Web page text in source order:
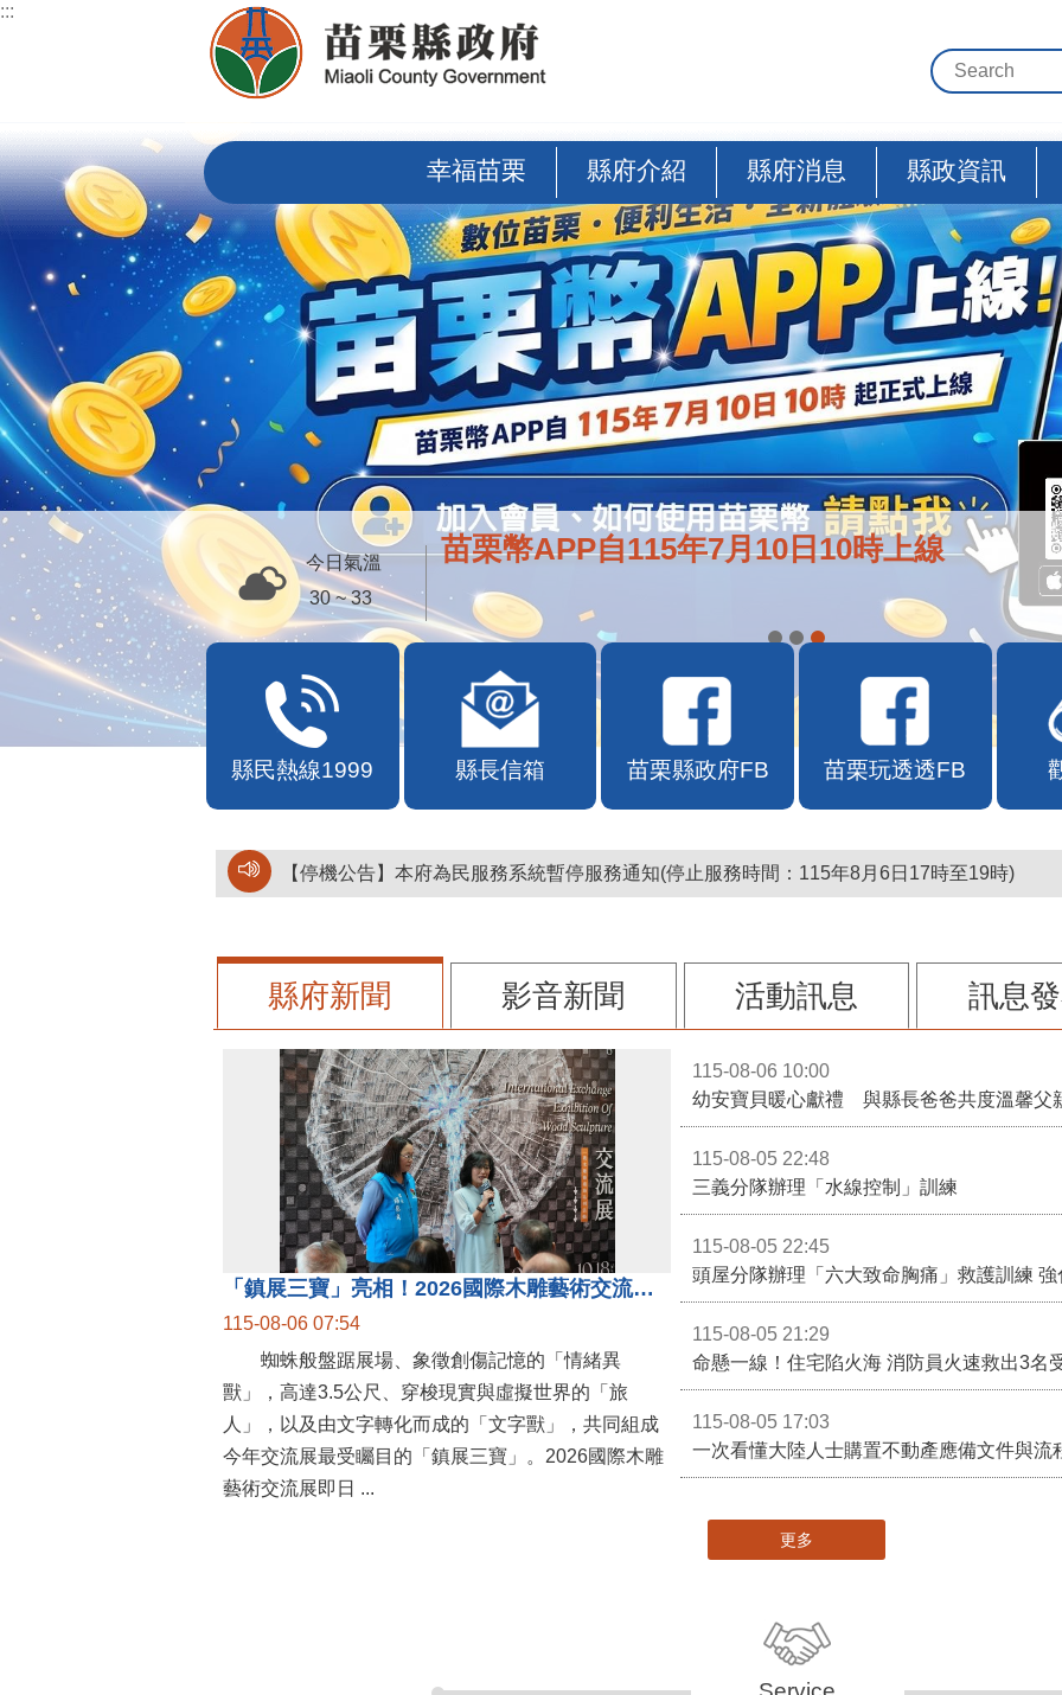
跳到主要內容區塊
:::
幸福苗栗 縣府介紹 縣府消息 縣政資訊
苗栗幣APP自115年7月10日10時上線
今日氣溫
30 ~ 33
縣民熱線1999 縣長信箱 苗栗縣政府FB 苗栗玩透透FB
【停機公告】本府為民服務系統暫停服務通知(停止服務時間：115年8月6日17時至19時)
縣府新聞 影音新聞 活動訊息 訊息
「鎮展三寶」亮相！2026國際木雕藝術交流展登場 國際木雕競賽得獎入圍名單同步揭曉
115-08-06 07:54
蜘蛛般盤踞展場、象徵創傷記憶的「情緒異
獸」，高達3.5公尺、穿梭現實與虛擬世界的「旅
人」，以及由文字轉化而成的「文字獸」，共同組成
今年交流展最受矚目的「鎮展三寶」。2026國際木雕
藝術交流展即日 ...
115-08-06 10:00
幼安寶貝暖心獻禮 與縣長爸爸共度溫馨父
115-08-05 22:48
三義分隊辦理「水線控制」訓練
115-08-05 22:45
頭屋分隊辦理「六大致命胸痛」救護訓練
115-08-05 21:29
命懸一線！住宅陷火海 消防員火速救出3名
115-08-05 17:03
一次看懂大陸人士購置不動產應備文件與流
更多